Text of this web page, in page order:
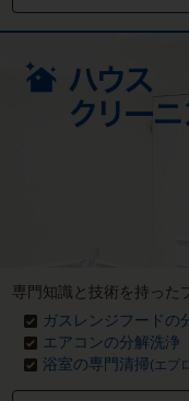
専門知識と技術を持った
ガスレンジフードの
エアコンの分解洗浄
浴室の専門清掃(エプ